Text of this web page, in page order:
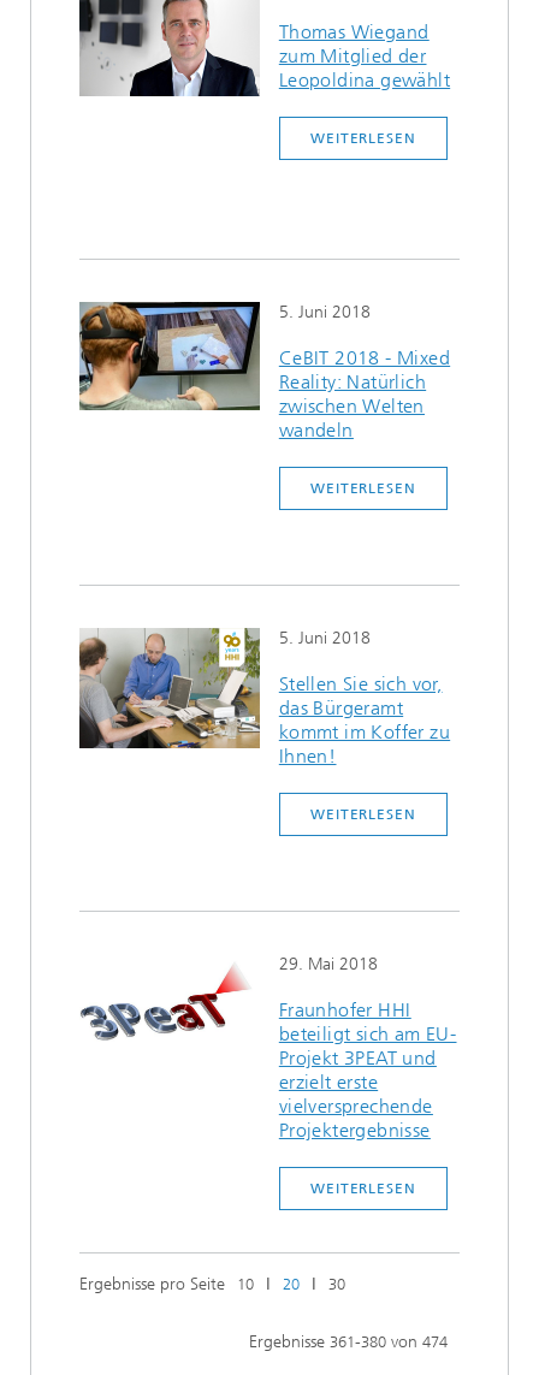
Thomas Wiegand
zum Mitglied der
Leopoldina gewählt
WEITERLESEN
5. Juni 2018
CeBIT 2018 - Mixed
Reality: Natürlich
zwischen Welten
wandeln
WEITERLESEN
5. Juni 2018
Stellen Sie sich vor,
das Bürgeramt
kommt im Koffer zu
Ihnen!
WEITERLESEN
29. Mai 2018
Fraunhofer HHI
beteiligt sich am EU-
Projekt 3PEAT und
erzielt erste
vielversprechende
Projektergebnisse
WEITERLESEN
Ergebnisse pro Seite 10 ǀ 20 ǀ 30
Ergebnisse 361-380 von 474